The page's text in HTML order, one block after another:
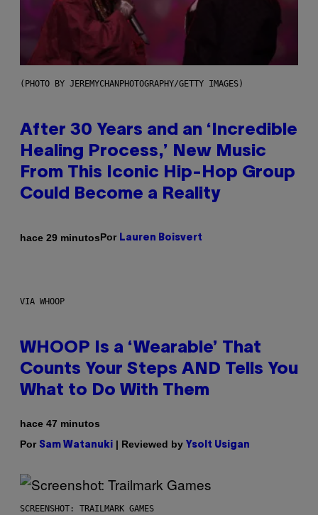
(PHOTO BY JEREMYCHANPHOTOGRAPHY/GETTY IMAGES)
After 30 Years and an ‘Incredible
Healing Process,’ New Music
From This Iconic Hip-Hop Group
Could Become a Reality
hace 29 minutosPor Lauren Boisvert
VIA WHOOP
WHOOP Is a ‘Wearable’ That
Counts Your Steps AND Tells You
What to Do With Them
hace 47 minutos
Por Sam Watanuki | Reviewed by Ysolt Usigan
SCREENSHOT: TRAILMARK GAMES